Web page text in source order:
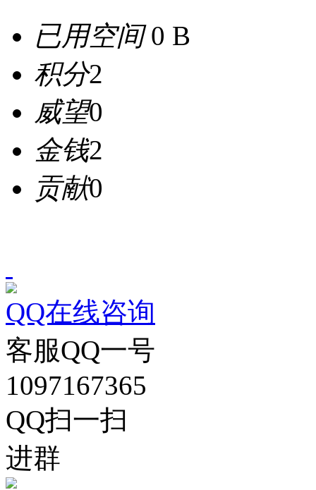
已用空间0 B
积分2
威望0
金钱2
贡献0
QQ在线咨询
客服QQ一号
1097167365
QQ扫一扫
进群